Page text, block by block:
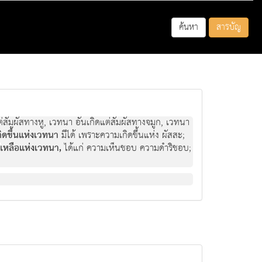
ค้นหา สารบัญ
สัมผัสทางหู, เวทนา อันเกิดแตสัมผัสทางจมูก, เวทนา
ขึ้นแหงเวทนา มีได เพราะความเกิดขึ้นแหง ผัสสะ;
หลือแหงเวทนา,ไดแก ความเห็นชอบ ความดําริชอบ;